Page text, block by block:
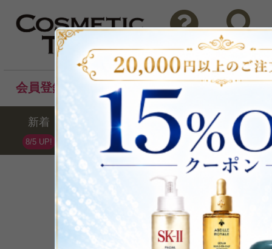
問い合わせ 検索
会員登録後のお買い物でポイントプレゼント！
新着
8/5 UP!
セール ランキング ブ
DE LA MER
ラ・メール
全67点 /最大42%OFF